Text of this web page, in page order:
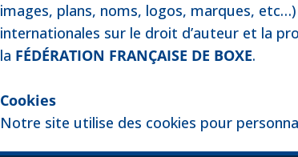
images, plans, noms, logos, marques,
internationales sur le droit d’auteur et la
la FÉDÉRATION FRANÇAISE DE BOXE.
Cookies
Notre site utilise des cookies pour